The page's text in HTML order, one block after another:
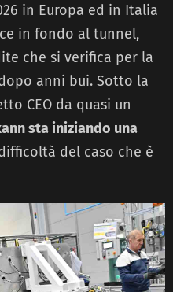
in Europa ed in Italia
in fondo al tunnel,
che si verifica per la
anni bui. Sotto la
CEO da quasi un
sta iniziando una
del caso che è